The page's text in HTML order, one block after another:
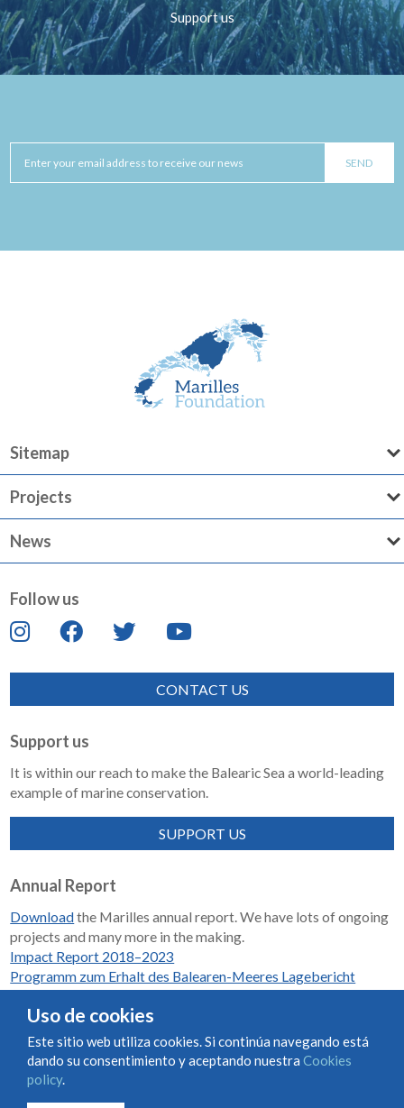
Support us
Sitemap
Projects
News
Follow us
CONTACT US
Support us
It is within our reach to make the Balearic Sea a world-leading
example of marine conservation.
SUPPORT US
Annual Report
Downloadthe Marilles annual report. We have lots of ongoing
projects and many more in the making.
Impact Report 2018–2023
Programm zum Erhalt des Balearen-Meeres Lagebericht
2018-2023
Condiciones de uso y contratación
Uso de cookies
Este sitio web utiliza cookies. Si continúa navegando está
dando su consentimiento y aceptando nuestra Cookies
policy.